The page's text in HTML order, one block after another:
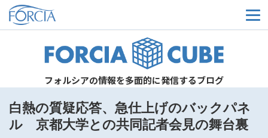
メ
フォルシアの情報を多面的に発信するブログ
白熱の質疑応答、急仕上げのバックパネ
ル 京都大学との共同記者会見の舞台裏